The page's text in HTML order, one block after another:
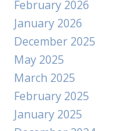
February 2026
January 2026
December 2025
May 2025
March 2025
February 2025
January 2025